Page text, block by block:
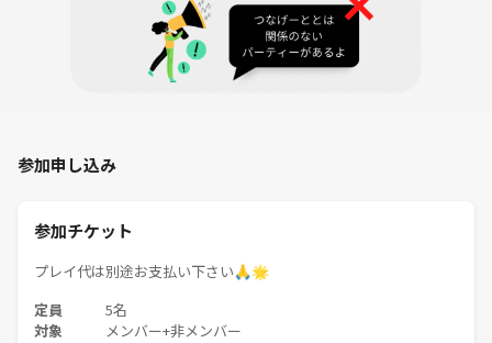
参加申し込み
参加チケット
プレイ代は別途お支払い下さい🙏🌟
定員 5名
対象 メンバー+非メンバー